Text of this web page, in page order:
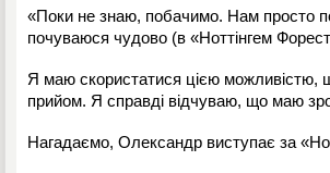
«Поки не знаю, побачимо. Нам просто
почуваюся чудово (в «Ноттінгем
Я маю скористатися цією можливістю,
прийом. Я справді відчуваю, що маю
Нагадаємо, Олександр виступає за